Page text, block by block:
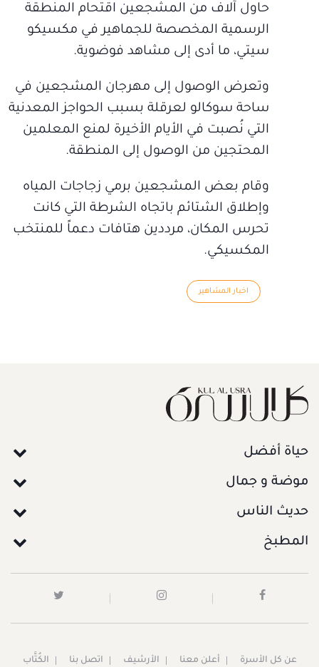
حاول آلاف من المشجعين اقتحام المنطقة
الرسمية المخصصة للجماهير في مكسيكو
سيتي، ما أدى إلى مشاهد فوضوية.
وتعرض الوصول إلى مهرجان المشجعين في
ساحة سوكالو لعرقلة بسبب الحواجز المعدنية
التي نُصبت في الأيام الأخيرة لمنع المعلمين
المحتجين من الوصول إلى المنطقة.
وقام بعض المشجعين برمي زجاجات المياه
وإطلاق الشتائم باتجاه الشرطة التي كانت
تحرس المكان، مرددين هتافات دعماً للمنتخب
المكسيكي.
اخبار المشاهير
حياة أفضل
موضة و جمال
حديث الناس
المطبخ
عن كل الأسرة أعلن معنا الأرشيف اتصل بنا الكُتَّاب